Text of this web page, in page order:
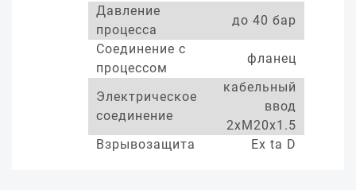
Давление
процесса
до 40 бар
Соединение с
процессом
фланец
Электрическое
соединение
кабельный
ввод
2xM20x1.5
Взрывозащита
Ex ta D